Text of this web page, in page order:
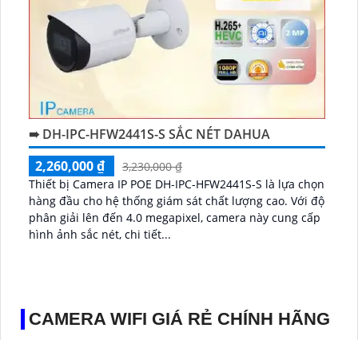
➠ DH-IPC-HFW2441S-S SẮC NÉT DAHUA
2,260,000 ₫
3,230,000 ₫
Thiết bị Camera IP POE DH-IPC-HFW2441S-S là lựa chọn
hàng đầu cho hệ thống giám sát chất lượng cao. Với độ
phân giải lên đến 4.0 megapixel, camera này cung cấp
hình ảnh sắc nét, chi tiết...
CAMERA WIFI GIÁ RẺ CHÍNH HÃNG